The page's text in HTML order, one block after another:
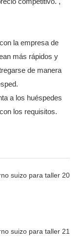
la empresa de
más rápidos y
de manera
a los huéspedes
los requisitos.